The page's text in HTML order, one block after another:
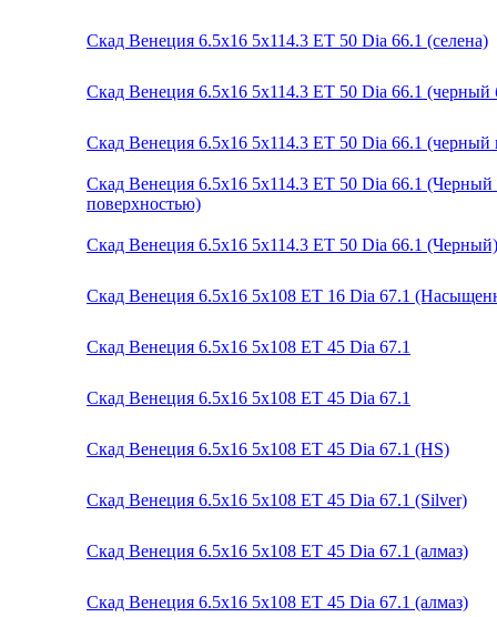
Скад Венеция 6.5x16 5x114.3 ET 50 Dia 66.1 (селена)
Скад Венеция 6.5x16 5x114.3 ET 50 Dia 66.1 (черный
Скад Венеция 6.5x16 5x114.3 ET 50 Dia 66.1 (черный
Скад Венеция 6.5x16 5x114.3 ET 50 Dia 66.1
поверхностью)
Скад Венеция 6.5x16 5x114.3 ET 50 Dia 66.1 (Черный)
Скад Венеция 6.5x16 5x108 ET 16 Dia 67.1
Скад Венеция 6.5x16 5x108 ET 45 Dia 67.1
Скад Венеция 6.5x16 5x108 ET 45 Dia 67.1
Скад Венеция 6.5x16 5x108 ET 45 Dia 67.1 (HS)
Скад Венеция 6.5x16 5x108 ET 45 Dia 67.1 (Silver)
Скад Венеция 6.5x16 5x108 ET 45 Dia 67.1 (алмаз)
Скад Венеция 6.5x16 5x108 ET 45 Dia 67.1 (алмаз)